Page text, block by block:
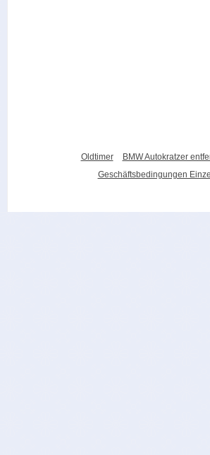
Oldtimer BMW Autokratzer
Geschäftsbedingungen